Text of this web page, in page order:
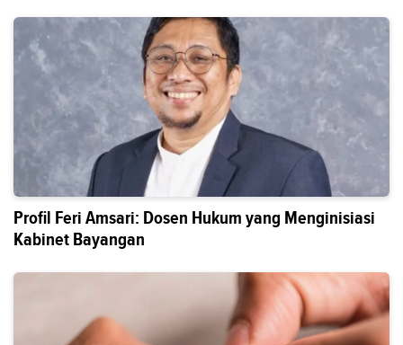
Profil Feri Amsari: Dosen Hukum yang Menginisiasi
Kabinet Bayangan